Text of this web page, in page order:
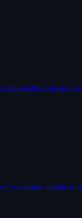
YouHodler, listo para
y en dólares, minuto a